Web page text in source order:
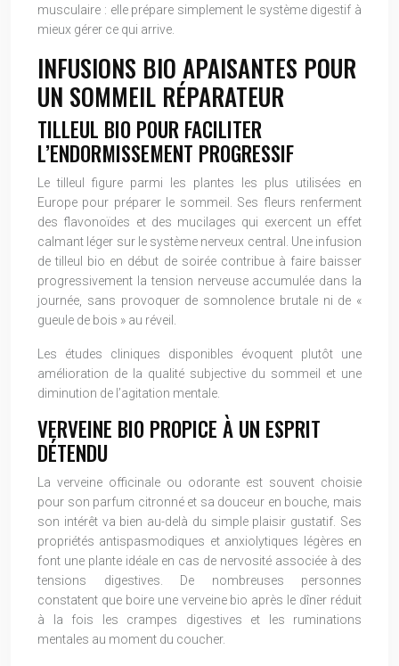
musculaire : elle prépare simplement le système digestif à
mieux gérer ce qui arrive.
INFUSIONS BIO APAISANTES POUR
UN SOMMEIL RÉPARATEUR
TILLEUL BIO POUR FACILITER
L’ENDORMISSEMENT PROGRESSIF
Le tilleul figure parmi les plantes les plus utilisées en
Europe pour préparer le sommeil. Ses fleurs renferment
des flavonoïdes et des mucilages qui exercent un effet
calmant léger sur le système nerveux central. Une infusion
de tilleul bio en début de soirée contribue à faire baisser
progressivement la tension nerveuse accumulée dans la
journée, sans provoquer de somnolence brutale ni de «
gueule de bois » au réveil.
Les études cliniques disponibles évoquent plutôt une
amélioration de la qualité subjective du sommeil et une
diminution de l’agitation mentale.
VERVEINE BIO PROPICE À UN ESPRIT
DÉTENDU
La verveine officinale ou odorante est souvent choisie
pour son parfum citronné et sa douceur en bouche, mais
son intérêt va bien au-delà du simple plaisir gustatif. Ses
propriétés antispasmodiques et anxiolytiques légères en
font une plante idéale en cas de nervosité associée à des
tensions digestives. De nombreuses personnes
constatent que boire une verveine bio après le dîner réduit
à la fois les crampes digestives et les ruminations
mentales au moment du coucher.